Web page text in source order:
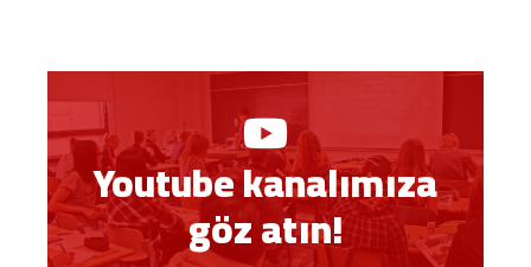
Youtube kanalımıza
göz atın!